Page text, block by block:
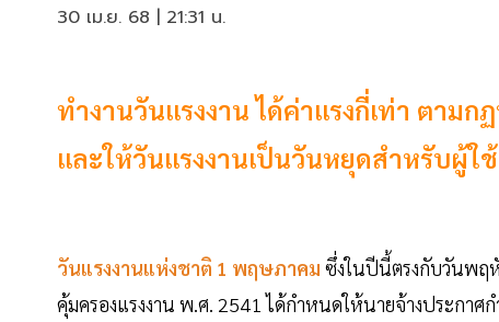
30 เม.ย. 68 | 21:31 น.
ทำงานวันแรงงาน ได้ค่าแรงกี่เท่า ตาม
และให้วันแรงงานเป็นวันหยุดสำหรับผู้ใ
วันแรงงานแห่งชาติ 1 พฤษภาคม ซึ่งในปีนี้ตรงกับวันพฤ
คุ้มครองแรงงาน พ.ศ. 2541 ได้กำหนดให้นายจ้างประก